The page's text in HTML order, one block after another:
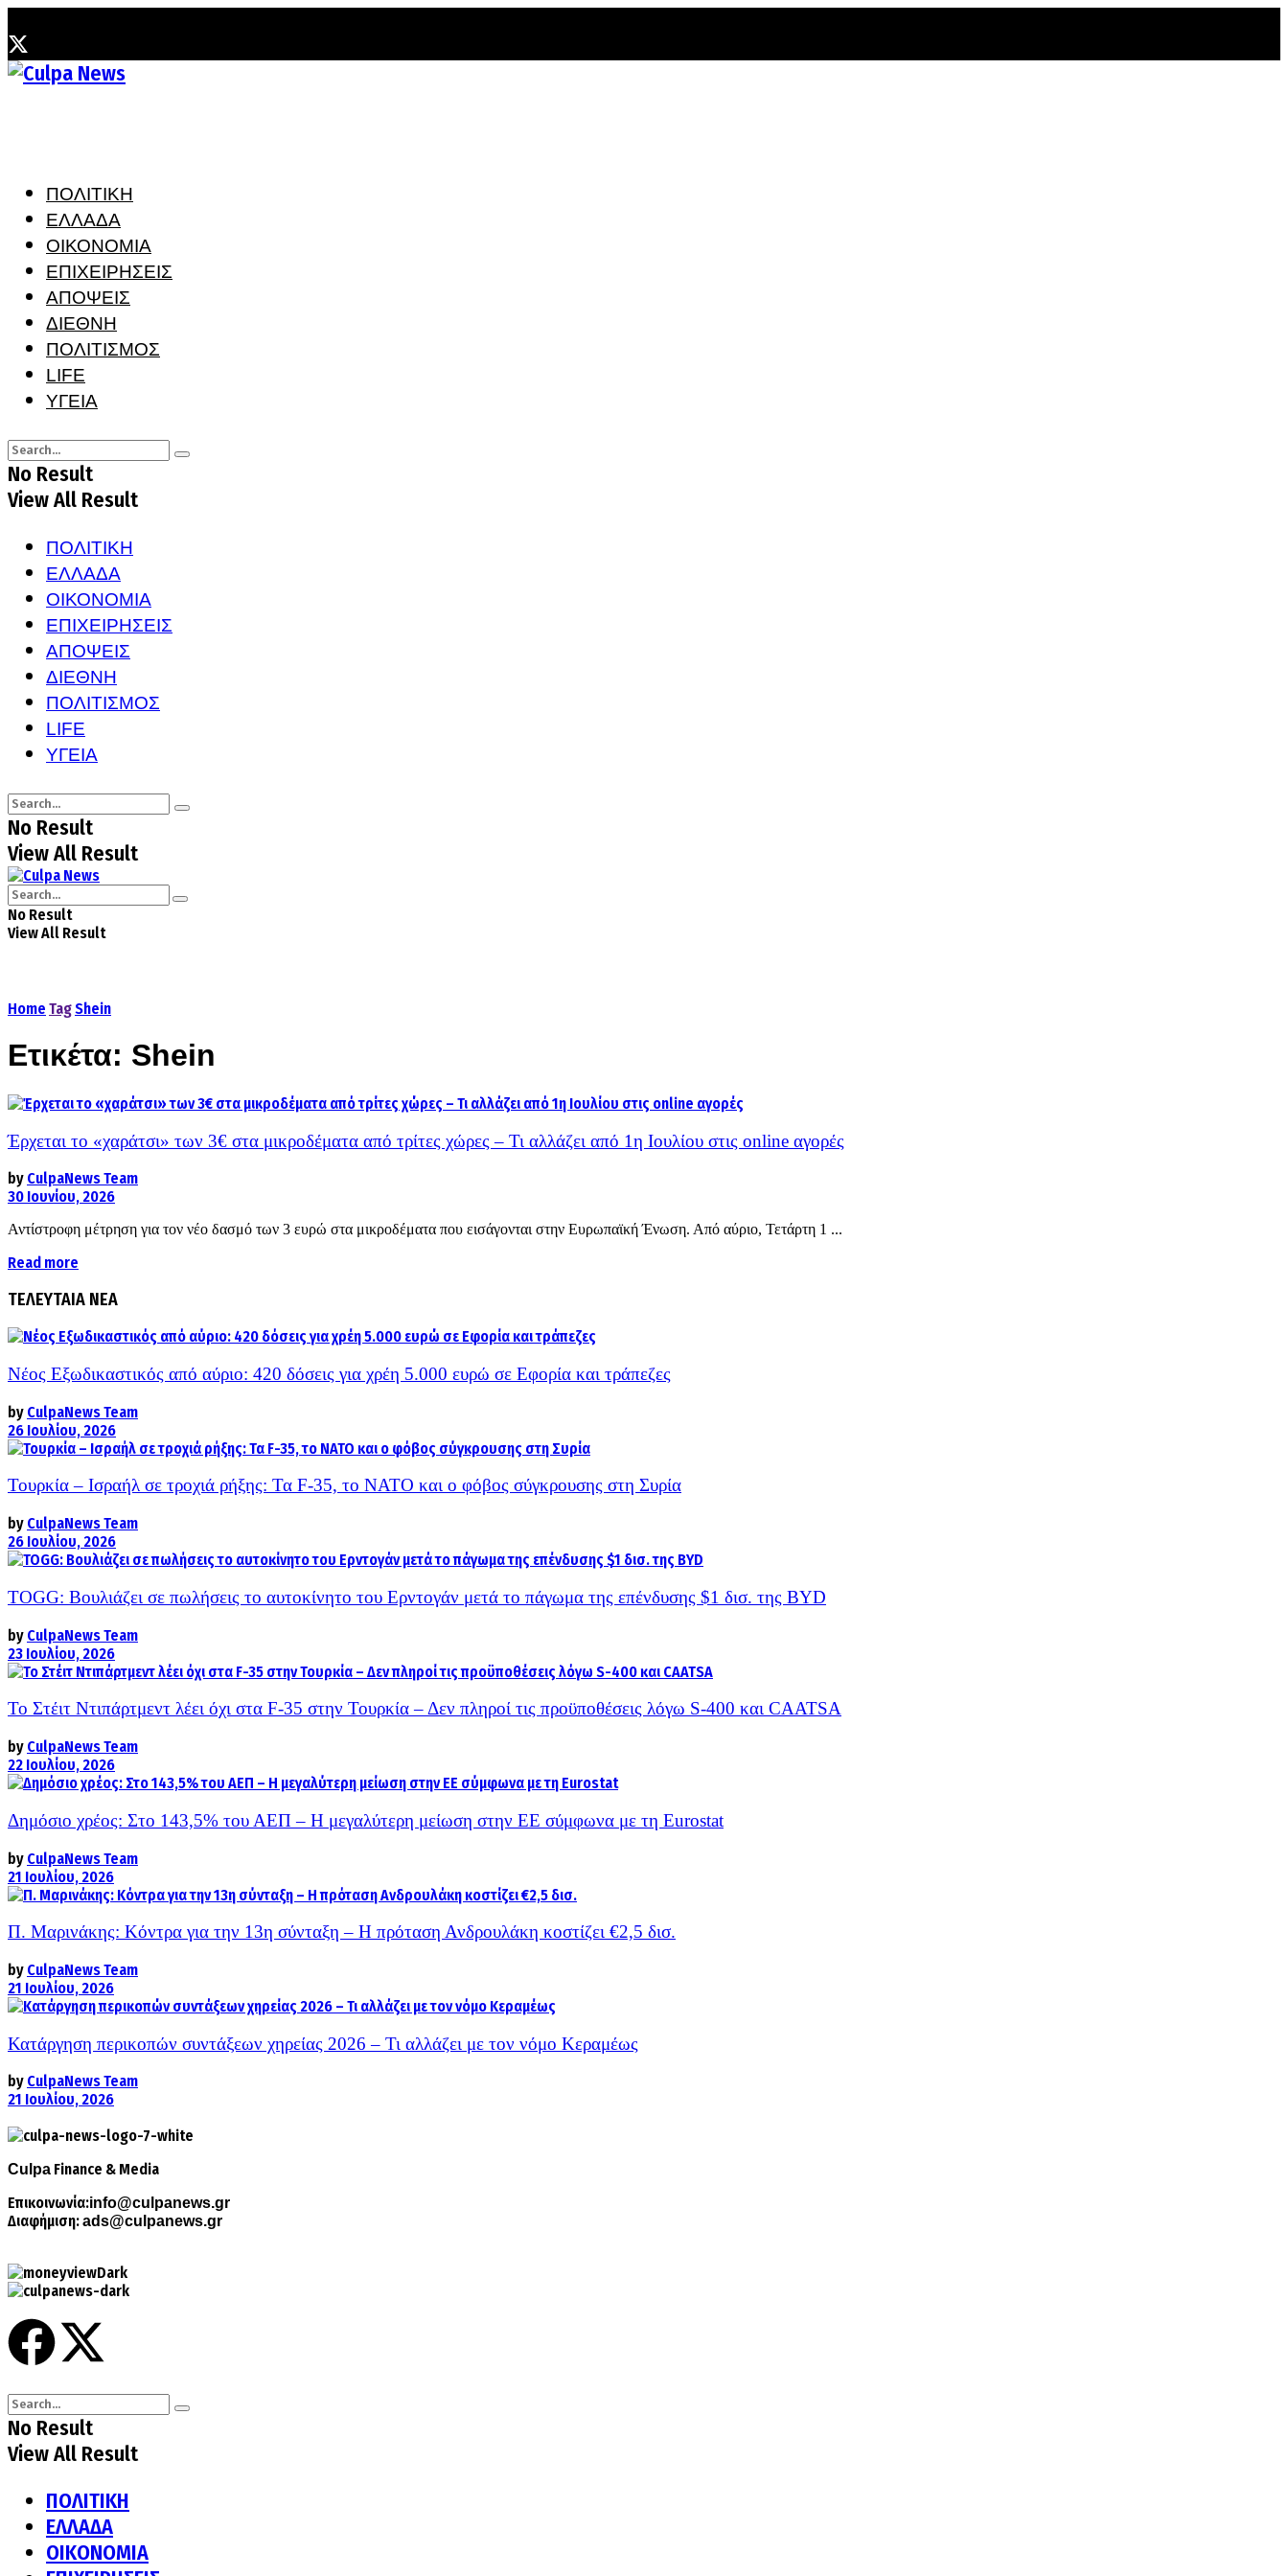
ΠΟΛΙΤΙΚΗ
ΕΛΛΑΔΑ
ΟΙΚΟΝΟΜΙΑ
ΕΠΙΧΕΙΡΗΣΕΙΣ
ΑΠΟΨΕΙΣ
ΔΙΕΘΝΗ
ΠΟΛΙΤΙΣΜΟΣ
LIFE
ΥΓΕΙΑ
No Result
View All Result
ΠΟΛΙΤΙΚΗ
ΕΛΛΑΔΑ
ΟΙΚΟΝΟΜΙΑ
ΕΠΙΧΕΙΡΗΣΕΙΣ
ΑΠΟΨΕΙΣ
ΔΙΕΘΝΗ
ΠΟΛΙΤΙΣΜΟΣ
LIFE
ΥΓΕΙΑ
No Result
View All Result
No Result
View All Result
Home TagShein
Ετικέτα: Shein
Έρχεται το «χαράτσι» των 3€ στα μικροδέματα από τρίτες χώρες – Τι αλλάζει από 1η Ιουλίου στις online αγορές
by CulpaNews Team
30 Ιουνίου, 2026
Αντίστροφη μέτρηση για τον νέο δασμό των 3 ευρώ στα μικροδέματα που εισάγονται στην Ευρωπαϊκή Ένωση. Από αύριο, Τετάρτη 1 ...
Read more
ΤΕΛΕΥΤΑΙΑ ΝΕΑ
Νέος Εξωδικαστικός από αύριο: 420 δόσεις για χρέη 5.000 ευρώ σε Εφορία και τράπεζες
by CulpaNews Team
26 Ιουλίου, 2026
Τουρκία – Ισραήλ σε τροχιά ρήξης: Τα F-35, το ΝΑΤΟ και ο φόβος σύγκρουσης στη Συρία
by CulpaNews Team
26 Ιουλίου, 2026
TOGG: Βουλιάζει σε πωλήσεις το αυτοκίνητο του Ερντογάν μετά το πάγωμα της επένδυσης $1 δισ. της BYD
by CulpaNews Team
23 Ιουλίου, 2026
Το Στέιτ Ντιπάρτμεντ λέει όχι στα F-35 στην Τουρκία – Δεν πληροί τις προϋποθέσεις λόγω S-400 και CAATSA
by CulpaNews Team
22 Ιουλίου, 2026
Δημόσιο χρέος: Στο 143,5% του ΑΕΠ – Η μεγαλύτερη μείωση στην ΕΕ σύμφωνα με τη Eurostat
by CulpaNews Team
21 Ιουλίου, 2026
Π. Μαρινάκης: Κόντρα για την 13η σύνταξη – Η πρόταση Ανδρουλάκη κοστίζει €2,5 δισ.
by CulpaNews Team
21 Ιουλίου, 2026
Κατάργηση περικοπών συντάξεων χηρείας 2026 – Τι αλλάζει με τον νόμο Κεραμέως
by CulpaNews Team
21 Ιουλίου, 2026
Culpa Finance & Media
Επικοινωνία:info@culpanews.gr
Διαφήμιση:ads@culpanews.gr
No Result
View All Result
ΠΟΛΙΤΙΚΗ
ΕΛΛΑΔΑ
ΟΙΚΟΝΟΜΙΑ